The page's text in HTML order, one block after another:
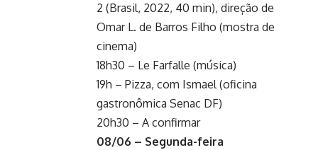
2 (Brasil, 2022, 40 min), direção de
Omar L. de Barros Filho (mostra de
cinema)
18h30 – Le Farfalle (música)
19h – Pizza, com Ismael (oficina
gastronômica Senac DF)
20h30 – A confirmar
08/06 – Segunda-feira